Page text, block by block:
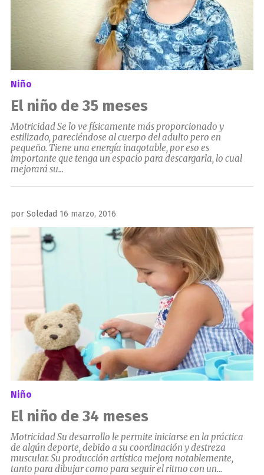
Niño
El niño de 35 meses
Motricidad Se lo ve físicamente más proporcionado y
estilizado, pareciéndose al cuerpo del adulto pero en
pequeño. Tiene una energía inagotable, por eso es
importante que tenga un espacio para descargarla, lo cual
mejorará su...
por Soledad Publicado
el
16 marzo, 2016
Niño
El niño de 34 meses
Motricidad Su desarrollo le permite iniciarse en la práctica
de algún deporte, debido a su coordinación y destreza
muscular. Su producción artística mejora notablemente,
tanto para dibujar como para seguir el ritmo con un...